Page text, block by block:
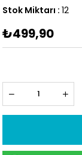
Stok Miktarı : 12
₺499,90